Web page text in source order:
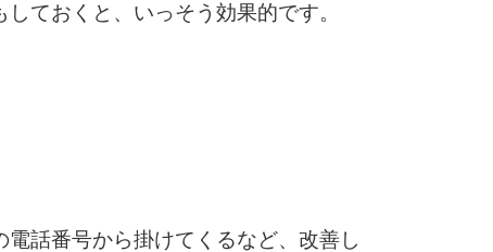
ておくと、いっそう効果的です。
話番号から掛けてくるなど、改善し